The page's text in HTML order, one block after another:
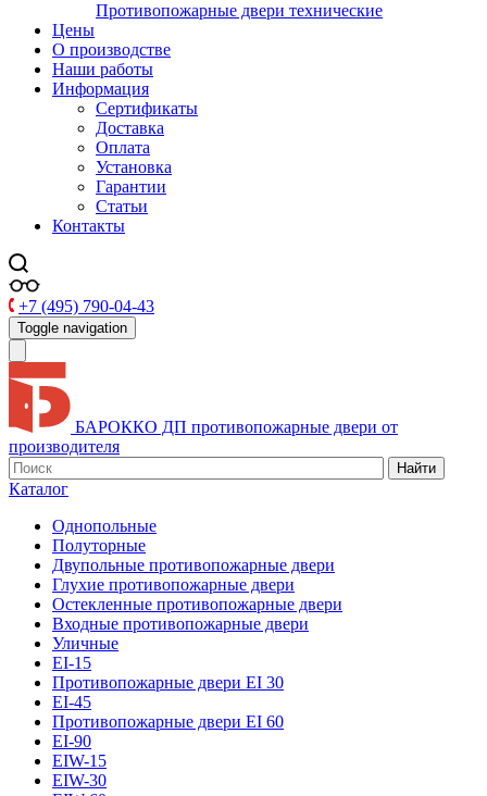
Противопожарные двери технические
Цены
О производстве
Наши работы
Информация
Сертификаты
Доставка
Оплата
Установка
Гарантии
Статьи
Контакты
+7 (495) 790-04-43
Toggle navigation
БАРОККО ДП противопожарные двери от
производителя
Найти
Каталог
Однопольные
Полуторные
Двупольные противопожарные двери
Глухие противопожарные двери
Остекленные противопожарные двери
Входные противопожарные двери
Уличные
EI-15
Противопожарные двери EI 30
EI-45
Противопожарные двери EI 60
EI-90
EIW-15
EIW-30